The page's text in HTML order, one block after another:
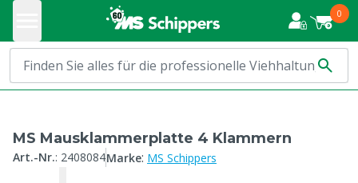
0
MS Mausklammerplatte 4 Klammern
Art.-Nr.: 2408084Marke: MS Schippers